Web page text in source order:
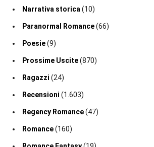
Narrativa storica (10)
Paranormal Romance(66)
Poesie(9)
Prossime Uscite(870)
Ragazzi (24)
Recensioni (1.603)
Regency Romance(47)
Romance(160)